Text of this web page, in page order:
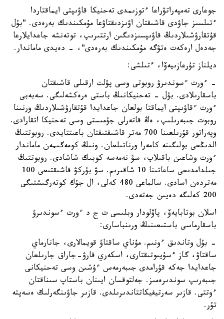
جوعارى تەمپەراتۋراعا ءتوزىمدى تەحنيكا قاۋىپتى ايماقتاردا
ءتىلسىز جاۋدى قاشىقتان اۋىزدىقتاۋعا مۇمكىندىك بەرەدى. "بۇل
قۇتقارۋشىلاردىڭ قاۋىپسىزدىگىن ارتتىرىپ، توتەنشە جاعدايلارعا
جەدەل ارەكەت ەتۋگە مۇمكىندىك بەرەدى"، - دەيدى ماماندار.
ديلناز تۇرعازىيەۆا، ءتىلشى:
- ءورت ءسوندىرۋ روبوتى وسى پۋلت ارقىلى قاشىقتان
باسقارىلادى. بۇل - تەحنيكانىڭ باستى ەرەكشەلىگى. سەبەبى
ءورت ءقاۋىپتى ايماقتا بولعان جاعدايدا قۇتقارۋشىلاردىڭ ورنىنا
روبوت جىبەرىلىپ، ەڭ قاتەرلى جۇمىستى وسى تەحنيكا اتقارادى.
وپەراتور قۇرىلعىنا 700 مەتر قاشىقتىقتان باعىتتايدى. روبوتتىڭ
الدىڭعى بولىگىنە كامەرا ورناتىلعان. ونىڭ كومەگىمەن ماماندار
ءورت وشاعىن باقىلاپ، سۋ نەمەسە كوبىك شاشادى. روبوتتىڭ
جىلدامدىعى ساعاتىنا 10 شاقىرىم. سۋ بۇركۋ قاشىقتىعى 100
مەتردەن اسادى. سالماعى 480 كەلى، ال جۇك كوتەرگىشتىگى
200 كەلىگە دەيىن جەتەدى.
اسلان بوتابايەۆ، پاۆلودار وبلىسى ت ج د ءورت ءسوندىرۋ
باسقارماسى باستىعىنىڭ ورىنباسارى:
- بۇل وتاندىق ءونىم. مۇناي ساقتاۋ قويمالارى، جانارماي
ساقتاۋ، گاز ءسۇيىوتىقتارى، اسكەري قارۋ-جاراق جارىلعان
جاعدايدا جەكە قۇرامدى جىبەرمەس ءۇشىن وسى تەحنيكانى
جىبەرىپ سوندىرەمىز. جەلتوقسان ايىنان باستاپ سىناقتان
ءوتتى. قازىر سەرتيفيكاتتاندىرىلدى. قازىر جاۋىنگەرلىك ەسەپتە
تۇر.